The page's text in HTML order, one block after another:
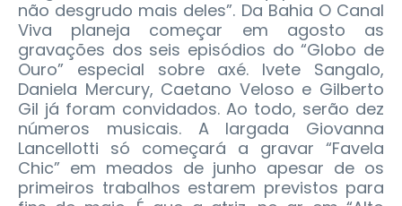
não desgrudo mais deles”. Da Bahia O Canal
Viva planeja começar em agosto as
gravações dos seis episódios do “Globo de
Ouro” especial sobre axé. Ivete Sangalo,
Daniela Mercury, Caetano Veloso e Gilberto
Gil já foram convidados. Ao todo, serão dez
números musicais. A largada Giovanna
Lancellotti só começará a gravar “Favela
Chic” em meados de junho apesar de os
primeiros trabalhos estarem previstos para